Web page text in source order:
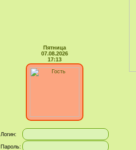
Пятница
07.08.2026
17:13
Логин:
Пароль: